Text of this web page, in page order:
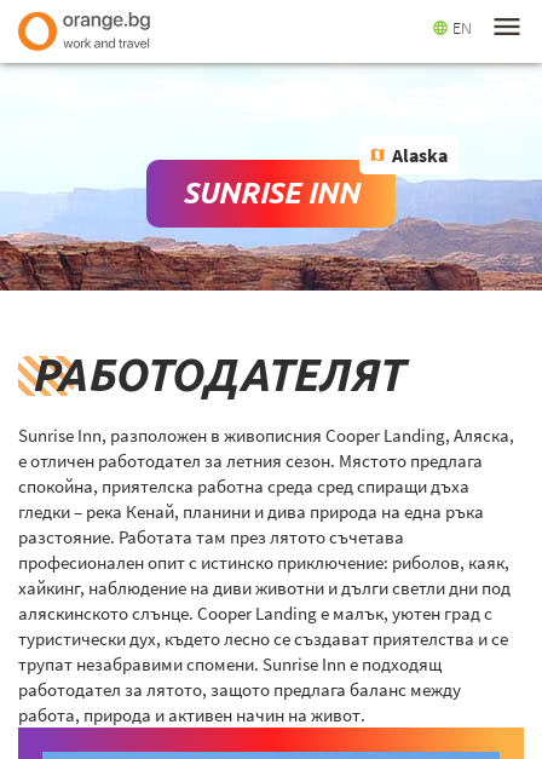
language EN menu
map Alaska
SUNRISE INN
РАБОТОДАТЕЛЯТ
Sunrise Inn, разположен в живописния Cooper Landing, Аляска,
е отличен работодател за летния сезон. Мястото предлага
спокойна, приятелска работна среда сред спиращи дъха
гледки – река Кенай, планини и дива природа на една ръка
разстояние. Работата там през лятото съчетава
професионален опит с истинско приключение: риболов, каяк,
хайкинг, наблюдение на диви животни и дълги светли дни под
аляскинското слънце. Cooper Landing е малък, уютен град с
туристически дух, където лесно се създават приятелства и се
трупат незабравими спомени. Sunrise Inn е подходящ
работодател за лятото, защото предлага баланс между
работа, природа и активен начин на живот.